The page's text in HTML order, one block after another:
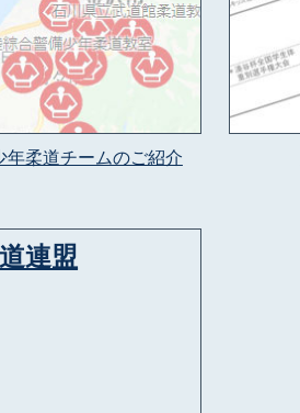
年柔道チームのご紹介
連盟